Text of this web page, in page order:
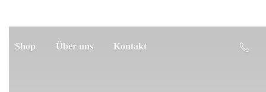
Shop Über uns Kontakt